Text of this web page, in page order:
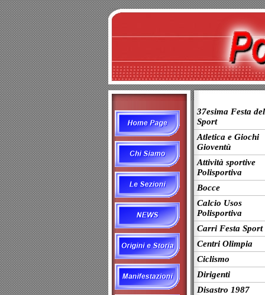
37esima Festa
Sport
Atletica e Giochi
Gioventù
Attività sportive
Polisportiva
Bocce
Calcio Usos
Polisportiva
Carri Festa Sport
Centri Olimpia
Ciclismo
Dirigenti
Disastro 1987